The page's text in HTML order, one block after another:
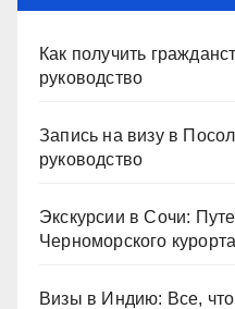
Как получить
руководство
Запись на визу в
руководство
Экскурсии в Сочи:
Черноморского курорта
Визы в Индию: Все,